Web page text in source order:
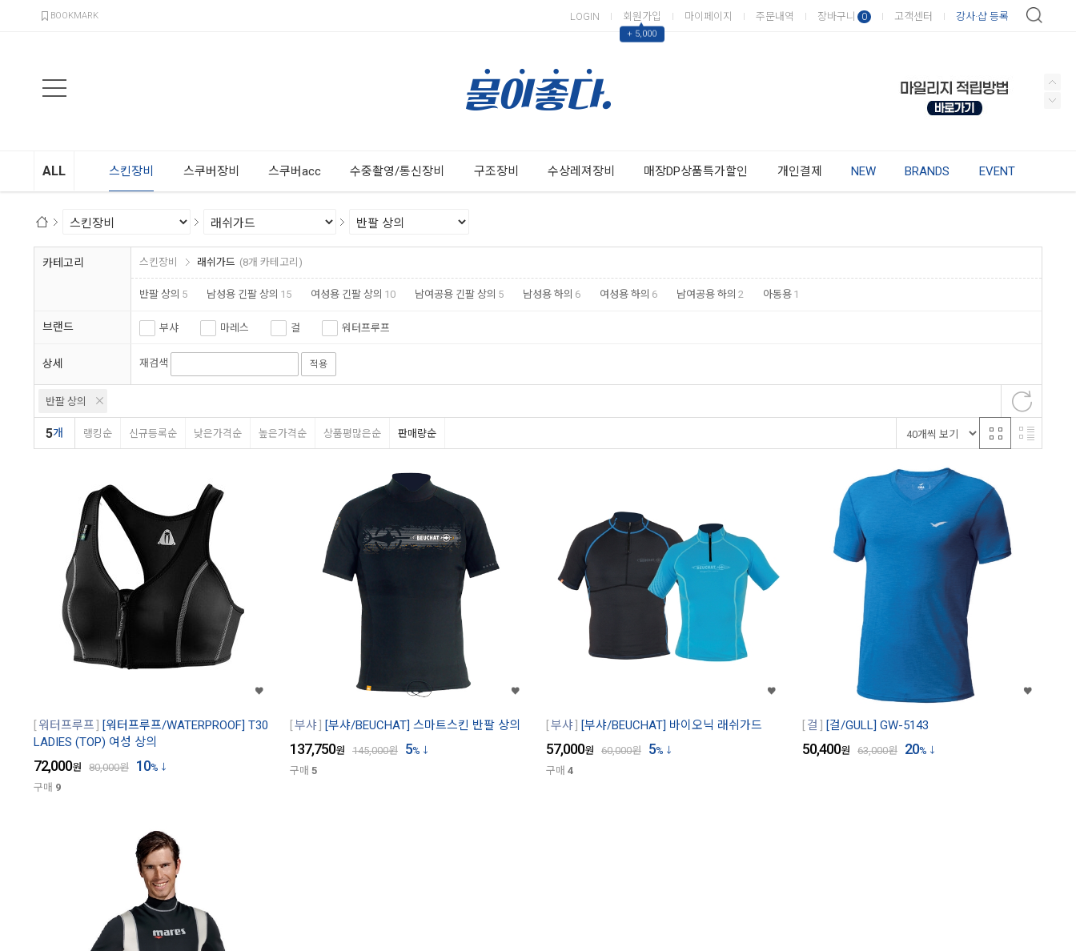
BOOKMARK LOGIN 회원가입
▲
+ 5,000
마이페이지 주문내역 장바구니 0 고객센터 강사·샵 등록
ALL 스킨장비 스쿠버장비 스쿠버acc 수중촬영/통신장비 구조장비 수상레져장비 매장DP상품특가할인 개인결제 NEW BRANDS EVENT
카테고리 스킨장비 래쉬가드 (8개 카테고리)
반팔 상의 5 남성용 긴팔 상의 15 여성용 긴팔 상의 10 남여공용 긴팔 상의 5 남성용 하의 6 여성용 하의 6 남여공용 하의 2 아동용 1
브랜드 부샤 마레스 걸 워터프루프
상세 재검색 적용
반팔 상의
5개 랭킹순 신규등록순 낮은가격순 높은가격순 상품평많은순 판매량순
워터프루프
[워터프루프/WATERPROOF] T30
LADIES (TOP) 여성 상의
72,000원 80,000원 10%
구매 9
부샤 [부샤/BEUCHAT] 스마트스킨 반팔 상의
137,750원 145,000원 5%
구매 5
부샤 [부샤/BEUCHAT] 바이오닉 래쉬가드
57,000원 60,000원 5%
구매 4
걸 [걸/GULL] GW-5143
50,400원 63,000원 20%